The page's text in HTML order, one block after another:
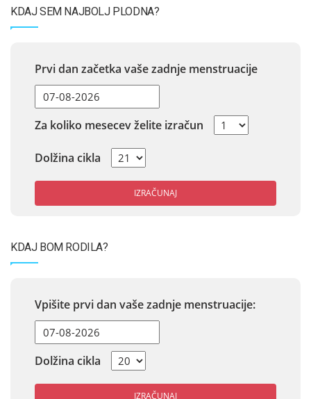
KDAJ SEM NAJBOLJ PLODNA?
Prvi dan začetka vaše zadnje menstruacije
Za koliko mesecev želite izračun
Dolžina cikla
IZRAČUNAJ
KDAJ BOM RODILA?
Vpišite prvi dan vaše zadnje menstruacije:
Dolžina cikla
IZRAČUNAJ